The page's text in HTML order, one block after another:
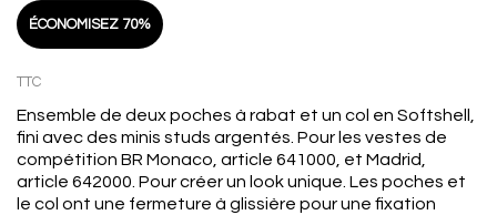
ÉCONOMISEZ 70%
TTC
Ensemble de deux poches à rabat et un col en Softshell,
fini avec des minis studs argentés. Pour les vestes de
compétition BR Monaco, article 641000, et Madrid,
article 642000. Pour créer un look unique. Les poches et
le col ont une fermeture à glissière pour une fixation